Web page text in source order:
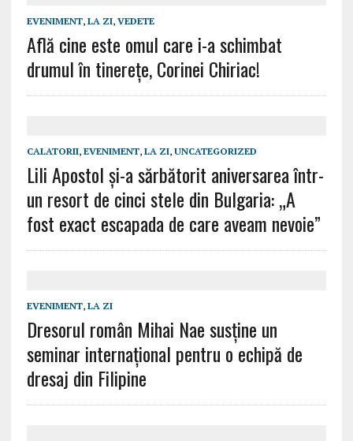
EVENIMENT, LA ZI, VEDETE
Află cine este omul care i-a schimbat
drumul în tinerețe, Corinei Chiriac!
CALATORII, EVENIMENT, LA ZI, UNCATEGORIZED
Lili Apostol și-a sărbătorit aniversarea într-
un resort de cinci stele din Bulgaria: „A
fost exact escapada de care aveam nevoie”
EVENIMENT, LA ZI
Dresorul român Mihai Nae susține un
seminar internațional pentru o echipă de
dresaj din Filipine